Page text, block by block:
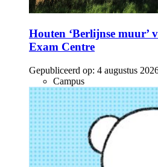
Houten ‘Berlijnse muur’
Exam Centre
Gepubliceerd op: 4 augustus
Campus